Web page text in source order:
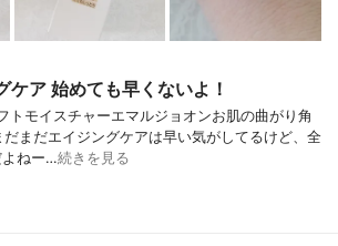
ケア 始めても早くないよ！
トモイスチャーエマルジョオンお肌の曲がり角
まだエイジングケアは早い気がしてるけど、全
よねー…続きを見る